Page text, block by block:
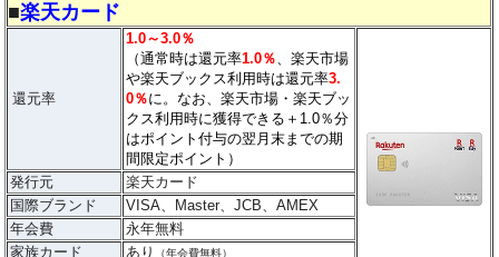
■楽天カード
還元率
1.0～3.0％
（通常時は還元率1.0％、楽天市場
や楽天ブックス利用時は還元率3.
0％に。なお、楽天市場・楽天ブッ
クス利用時に獲得できる＋1.0％分
はポイント付与の翌月末までの期
間限定ポイント）
発行元
楽天カード
国際ブランド
VISA、Master、JCB、AMEX
年会費
永年無料
家族カード
あり （年会費無料）